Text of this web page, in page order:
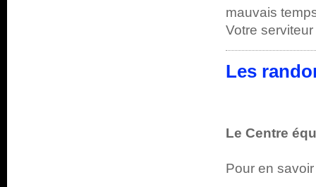
mauvais
Votre
Les
Le Centre
Pour en